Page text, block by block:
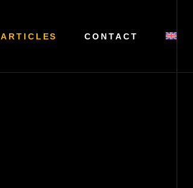
ARTICLES CONTACT